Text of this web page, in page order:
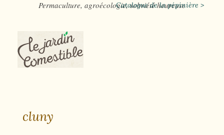
Permaculture, agroécologie, sobriété heureuse
Catalogue de la pépinière >
cluny